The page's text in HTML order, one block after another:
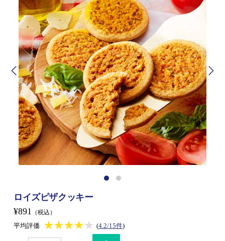
ロイズピザクッキー
¥891 （税込）
平均評価 ★★★★★
★★★★★ (4.2/15件)